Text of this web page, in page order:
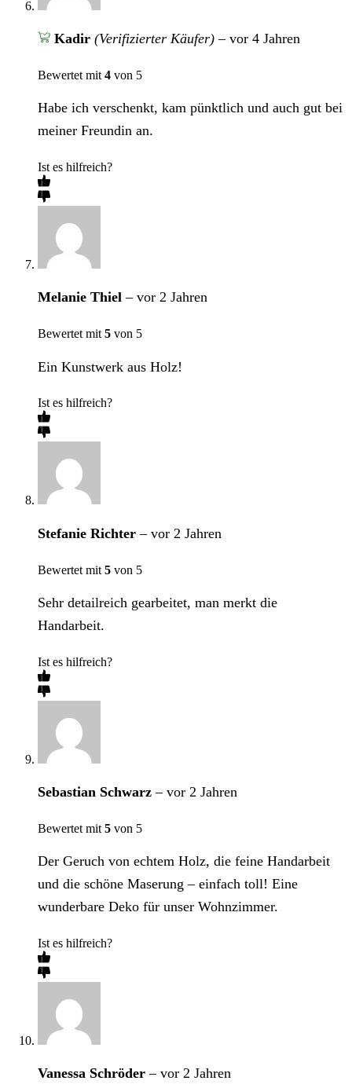
Kadir (Verifizierter Käufer) – vor 4 Jahren
Bewertet mit 4 von 5
Habe ich verschenkt, kam pünktlich und auch gut bei
meiner Freundin an.
Ist es hilfreich?
Melanie Thiel– vor 2 Jahren
Bewertet mit 5 von 5
Ein Kunstwerk aus Holz!
Ist es hilfreich?
Stefanie Richter– vor 2 Jahren
Bewertet mit 5 von 5
Sehr detailreich gearbeitet, man merkt die
Handarbeit.
Ist es hilfreich?
Sebastian Schwarz– vor 2 Jahren
Bewertet mit 5 von 5
Der Geruch von echtem Holz, die feine Handarbeit
und die schöne Maserung – einfach toll! Eine
wunderbare Deko für unser Wohnzimmer.
Ist es hilfreich?
Vanessa Schröder– vor 2 Jahren